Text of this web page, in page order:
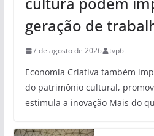
geração de
7 de agosto de 2026 tvp6
Economia Criativa também
do patrimônio cultural,
estimula a inovação Mais do